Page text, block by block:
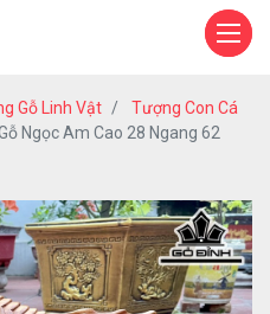
Gỗ Linh Vật
Tượng Con Cá
Ngọc Am Cao 28 Ngang 62